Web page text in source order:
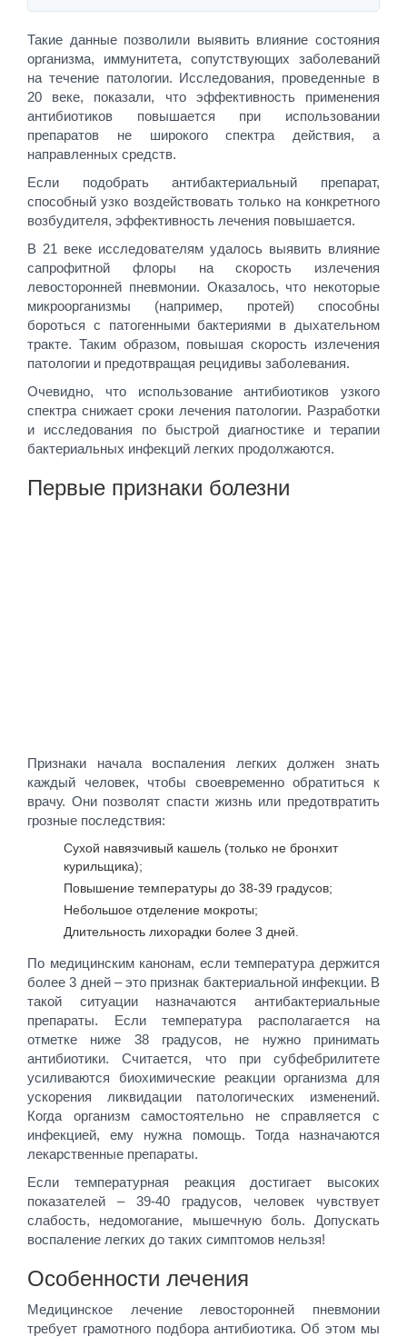
Такие данные позволили выявить влияние состояния
организма, иммунитета, сопутствующих заболеваний
на течение патологии. Исследования, проведенные в
20 веке, показали, что эффективность применения
антибиотиков повышается при использовании
препаратов не широкого спектра действия, а
направленных средств.
Если подобрать антибактериальный препарат,
способный узко воздействовать только на конкретного
возбудителя, эффективность лечения повышается.
В 21 веке исследователям удалось выявить влияние
сапрофитной флоры на скорость излечения
левосторонней пневмонии. Оказалось, что некоторые
микроорганизмы (например, протей) способны
бороться с патогенными бактериями в дыхательном
тракте. Таким образом, повышая скорость излечения
патологии и предотвращая рецидивы заболевания.
Очевидно, что использование антибиотиков узкого
спектра снижает сроки лечения патологии. Разработки
и исследования по быстрой диагностике и терапии
бактериальных инфекций легких продолжаются.
Первые признаки болезни
Признаки начала воспаления легких должен знать
каждый человек, чтобы своевременно обратиться к
врачу. Они позволят спасти жизнь или предотвратить
грозные последствия:
Сухой навязчивый кашель (только не бронхит
курильщика);
Повышение температуры до 38-39 градусов;
Небольшое отделение мокроты;
Длительность лихорадки более 3 дней.
По медицинским канонам, если температура держится
более 3 дней – это признак бактериальной инфекции. В
такой ситуации назначаются антибактериальные
препараты. Если температура располагается на
отметке ниже 38 градусов, не нужно принимать
антибиотики. Считается, что при субфебрилитете
усиливаются биохимические реакции организма для
ускорения ликвидации патологических изменений.
Когда организм самостоятельно не справляется с
инфекцией, ему нужна помощь. Тогда назначаются
лекарственные препараты.
Если температурная реакция достигает высоких
показателей – 39-40 градусов, человек чувствует
слабость, недомогание, мышечную боль. Допускать
воспаление легких до таких симптомов нельзя!
Особенности лечения
Медицинское лечение левосторонней пневмонии
требует грамотного подбора антибиотика. Об этом мы